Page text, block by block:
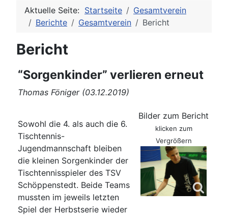
Aktuelle Seite: Startseite
Gesamtverein
Berichte
Gesamtverein Bericht
Bericht
“Sorgenkinder” verlieren erneut
Thomas Föniger (03.12.2019)
Sowohl die 4. als auch die 6.
Tischtennis-
Jugendmannschaft bleiben
die kleinen Sorgenkinder der
Tischtennisspieler des TSV
Schöppenstedt. Beide Teams
mussten im jeweils letzten
Spiel der Herbstserie wieder
Bilder zum Bericht
klicken zum
Vergrößern